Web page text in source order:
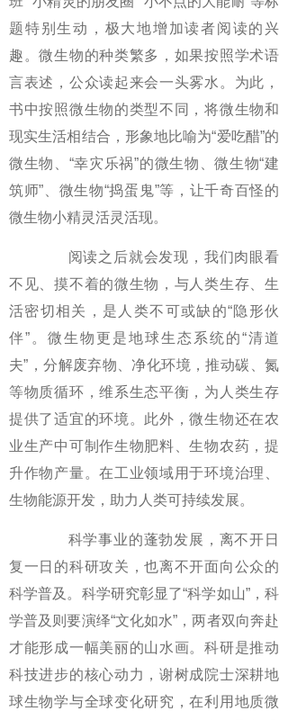
题特别生动，极大地增加读者阅读的兴
趣。微生物的种类繁多，如果按照学术语
言表述，公众读起来会一头雾水。为此，
书中按照微生物的类型不同，将微生物和
现实生活相结合，形象地比喻为“爱吃醋”的
微生物、“幸灾乐祸”的微生物、微生物“建
筑师”、微生物“捣蛋鬼”等，让千奇百怪的
微生物小精灵活灵活现。
阅读之后就会发现，我们肉眼看
不见、摸不着的微生物，与人类生存、生
活密切相关，是人类不可或缺的“隐形伙
伴”。微生物更是地球生态系统的“清道
夫”，分解废弃物、净化环境，推动碳、氮
等物质循环，维系生态平衡，为人类生存
提供了适宜的环境。此外，微生物还在农
业生产中可制作生物肥料、生物农药，提
升作物产量。在工业领域用于环境治理、
生物能源开发，助力人类可持续发展。
科学事业的蓬勃发展，离不开日
复一日的科研攻关，也离不开面向公众的
科学普及。科学研究彰显了“科学如山”，科
学普及则要演绎“文化如水”，两者双向奔赴
才能形成一幅美丽的山水画。科研是推动
科技进步的核心动力，谢树成院士深耕地
球生物学与全球变化研究，在利用地质微